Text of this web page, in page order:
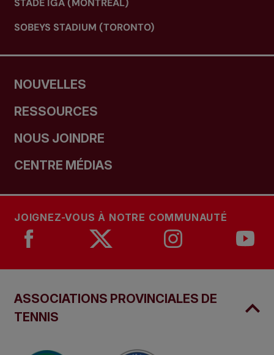
STADE IGA (MONTRÉAL)
SOBEYS STADIUM (TORONTO)
NOUVELLES
RESSOURCES
NOUS JOINDRE
CENTRE MÉDIAS
JOIGNEZ-VOUS À NOTRE COMMUNAUTÉ
ASSOCIATIONS PROVINCIALES DE
TENNIS